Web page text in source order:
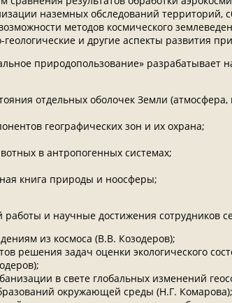
наземных обследований
методов космического
и другие аспекты развития
природопользование» разрабатывает
отдельных оболочек Земли
географических зон и их охрана;
в антропогенных системах;
книга природы и ноосферы;
и научные достижения сотрудников
из космоса (В.В. Козодеров);
решения задач оценки экологического
в свете глобальных изменений
окружающей среды (Н.Г. Комарова);